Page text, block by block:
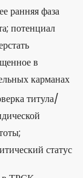
ранняя фаза
потенциал
в
карманах
титула/
статус